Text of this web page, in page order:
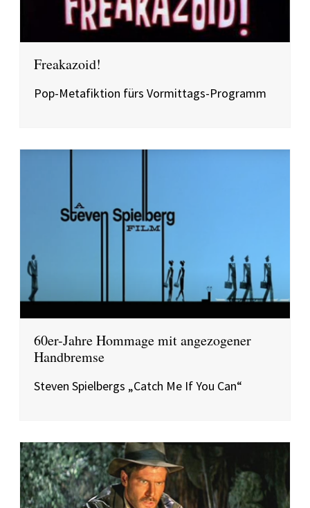
Freakazoid!
Pop-Metafiktion fürs Vormittags-Programm
60er-Jahre Hommage mit angezogener
Handbremse
Steven Spielbergs „Catch Me If You Can“